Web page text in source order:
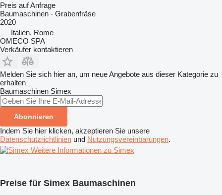
Preis auf Anfrage
Baumaschinen - Grabenfräse
2020
Italien, Rome
OMECO SPA
Verkäufer kontaktieren
Melden Sie sich hier an, um neue Angebote aus dieser Kategorie zu
erhalten
Baumaschinen Simex
Abonnieren
Indem Sie hier klicken, akzeptieren Sie unsere
Datenschutzrichtlinien und Nutzungsvereinbarungen.
Weitere Informationen zu Simex
Preise für Simex Baumaschinen